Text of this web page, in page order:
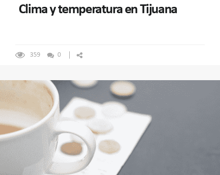
Clima y temperatura en Tijuana
359 0